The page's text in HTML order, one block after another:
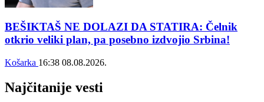
BEŠIKTAŠ NE DOLAZI DA STATIRA: Čelnik
otkrio veliki plan, pa posebno izdvojio Srbina!
Košarka 16:38 08.08.2026.
Najčitanije vesti